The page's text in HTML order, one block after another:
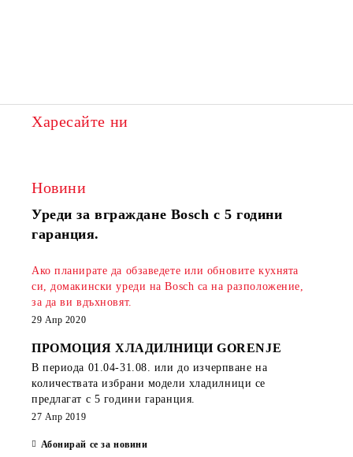
Харесайте ни
Новини
Уреди за вграждане Bosch с 5 години
гаранция.
Ако планирате да обзаведете или обновите кухнята
си, домакински уреди на Bosch са на разположение,
за да ви вдъхновят.
29 Апр 2020
ПРОМОЦИЯ ХЛАДИЛНИЦИ GORENJE
В периода 01.04-31.08. или до изчерпване на
количествата избрани модели хладилници се
предлагат с 5 години гаранция.
27 Апр 2019
Абонирай се за новини